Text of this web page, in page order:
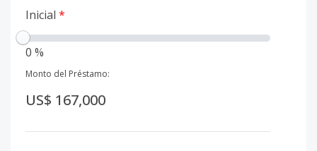
Inicial *
0 %
Monto del Préstamo:
US$ 167,000